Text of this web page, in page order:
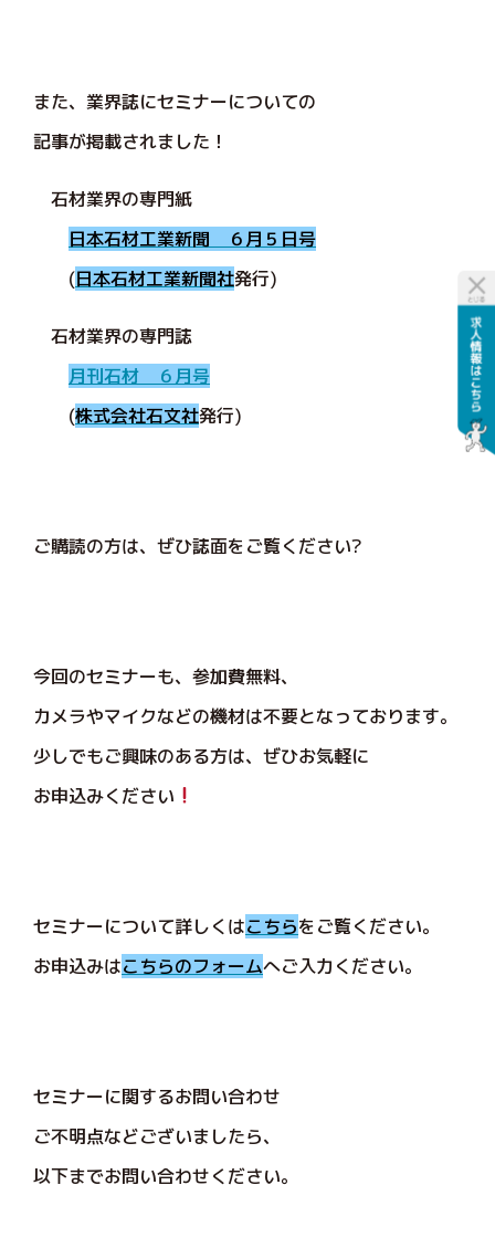
また、業界誌にセミナーについての
記事が掲載されました！
石材業界の専門紙
日本石材工業新聞 ６月５日号
(日本石材工業新聞社発行)
石材業界の専門誌
月刊石材 ６月号
(株式会社石文社発行)
ご購読の方は、ぜひ誌面をご覧ください?
今回のセミナーも、参加費無料、
カメラやマイクなどの機材は不要となっております。
少しでもご興味のある方は、ぜひお気軽に
お申込みください
セミナーについて詳しくはこちらをご覧ください。
お申込みはこちらのフォームへご入力ください。
セミナーに関するお問い合わせ
ご不明点などございましたら、
以下までお問い合わせください。